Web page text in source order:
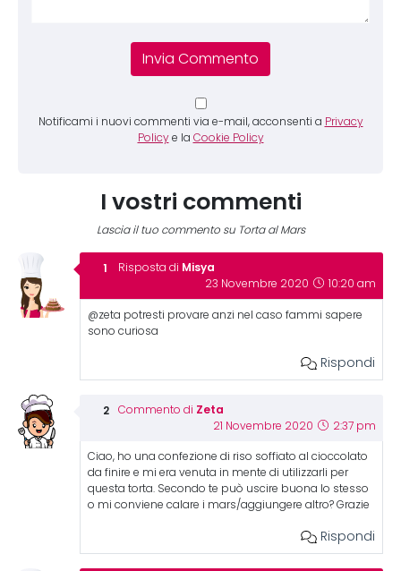
Notificami i nuovi commenti via e-mail, acconsenti a Privacy
Policy e la Cookie Policy
I vostri commenti
Lascia il tuo commento su Torta al Mars
Risposta di Misya
23 Novembre 2020 10:20 am
@zeta potresti provare anzi nel caso fammi sapere
sono curiosa
Rispondi
Commento di Zeta
21 Novembre 2020 2:37 pm
Ciao, ho una confezione di riso soffiato al cioccolato
da finire e mi era venuta in mente di utilizzarli per
questa torta. Secondo te può uscire buona lo stesso
o mi conviene calare i mars/aggiungere altro? Grazie
Rispondi